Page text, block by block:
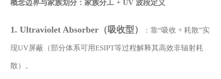
概念边界与家族划分：家族分工 + UV 波段定义
1. Ultraviolet Absorber（吸收型） ：靠“吸收 + 耗散”实
现UV屏蔽（部分体系可用ESIPT等过程解释其高效非辐射耗
散）。